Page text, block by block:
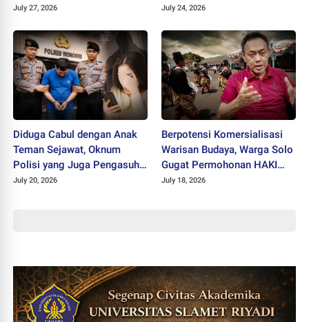
July 27, 2026
Musuh Pemerintah
July 24, 2026
Diduga Cabul dengan Anak
Teman Sejawat, Oknum
Polisi yang Juga Pengasuh
Ponpes Ditahan Polres
July 20, 2026
Berpotensi Komersialisasi
Warisan Budaya, Warga Solo
Gugat Permohonan HAKI
"SISKS Pakubuwono XIV"
July 18, 2026